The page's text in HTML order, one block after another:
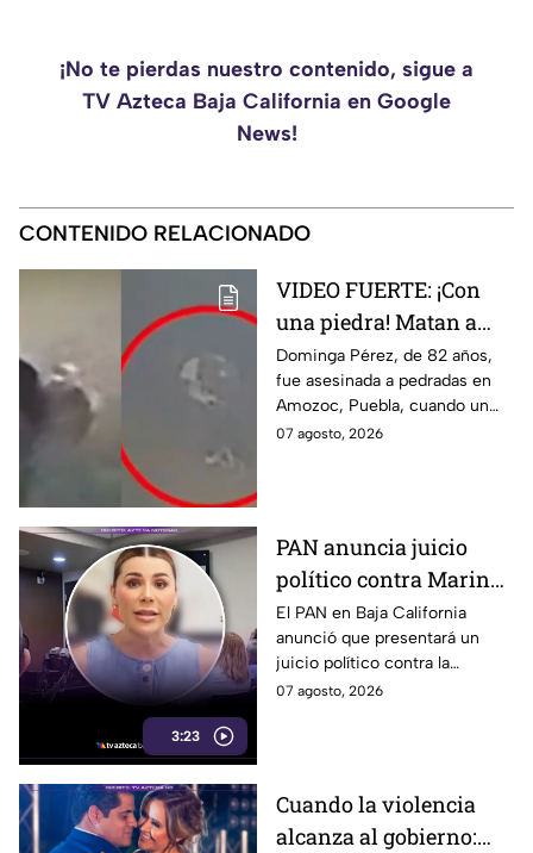
¡No te pierdas nuestro contenido, sigue a
TV Azteca Baja California en Google
News!
CONTENIDO RELACIONADO
VIDEO FUERTE: ¡Con
una piedra! Matan a
vendedora de cemitas
de 82 años mientras iba
a su casa
Dominga Pérez, de 82 años,
fue asesinada a pedradas en
Amozoc, Puebla, cuando un
sujeto le robó los 90 pesos
07 agosto, 2026
3:23
PAN anuncia juicio
político contra Marina
del Pilar y la fiscal de
Baja California
El PAN en Baja California
anunció que presentará un
juicio político contra la
gobernadora y la fiscal del
07 agosto, 2026
Cuando la violencia
alcanza al gobierno: